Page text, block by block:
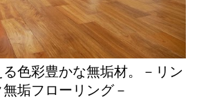
色彩豊かな無垢材。－リン
垢フローリング－